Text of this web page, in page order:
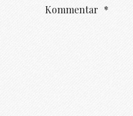
Kommentar *